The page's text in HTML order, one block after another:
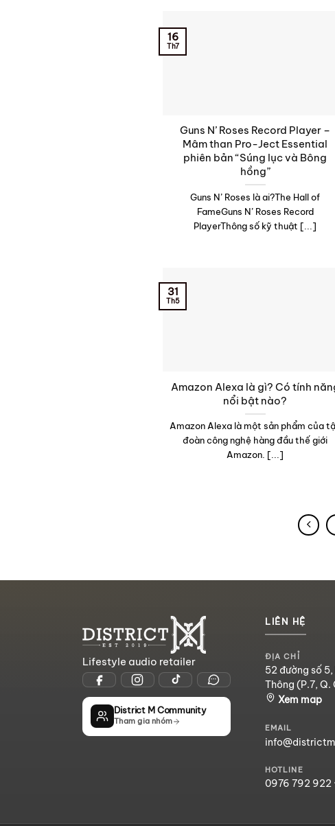
Guns N’ Roses Record Player –
Mâm than Pro-Ject Essential
phiên bản “Súng lục và Bông
hồng”
Guns N’ Roses là ai?The Hall of
FameGuns N’ Roses Record
PlayerThông số kỹ thuật [...]
16
Th7
Amazon Alexa là gì? Có tính
nổi bật nào?
Amazon Alexa là một sản phẩm của
đoàn công nghệ hàng đầu thế giới
Amazon. [...]
31
Th5
Lifestyle audio retailer
District M Community
Tham gia nhóm
LIÊN HỆ
ĐỊA CHỈ
52 đường số
Thông (P.7, Q.
Xem map
EMAIL
HOTLINE
0976 792 922 ·